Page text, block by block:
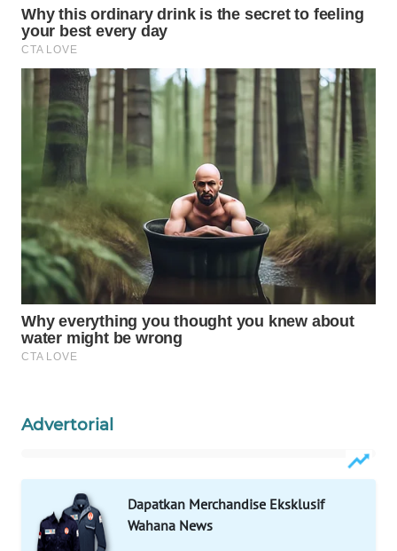
Advertorial
Dapatkan Merchandise Eksklusif
Wahana News
WAHANA
OTOMOTIF
WAHANA
HEALTH
WAHANA
DESA
WISATA
LAPAK
WAHANA
Wahana
Network
MASYARAKAT
WALINKI
ID